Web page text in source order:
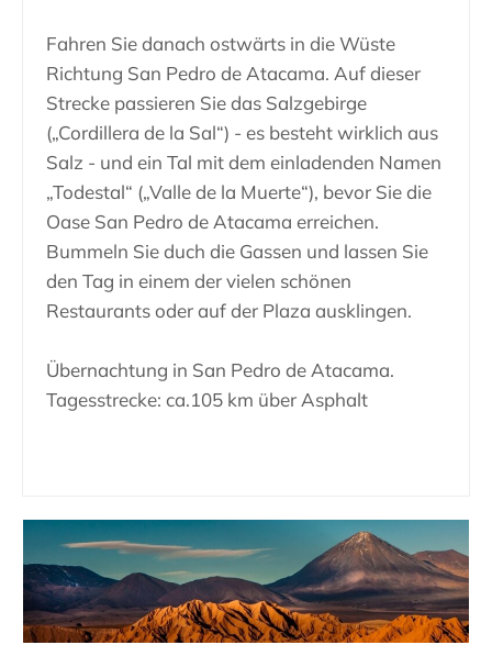
Fahren Sie danach ostwärts in die Wüste
Richtung San Pedro de Atacama. Auf dieser
Strecke passieren Sie das Salzgebirge
(„Cordillera de la Sal“) - es besteht wirklich aus
Salz - und ein Tal mit dem einladenden Namen
„Todestal“ („Valle de la Muerte“), bevor Sie die
Oase San Pedro de Atacama erreichen.
Bummeln Sie duch die Gassen und lassen Sie
den Tag in einem der vielen schönen
Restaurants oder auf der Plaza ausklingen.
Übernachtung in San Pedro de Atacama.
Tagesstrecke: ca.105 km über Asphalt